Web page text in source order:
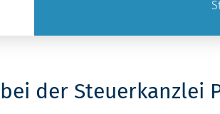
der Steuerkanzlei